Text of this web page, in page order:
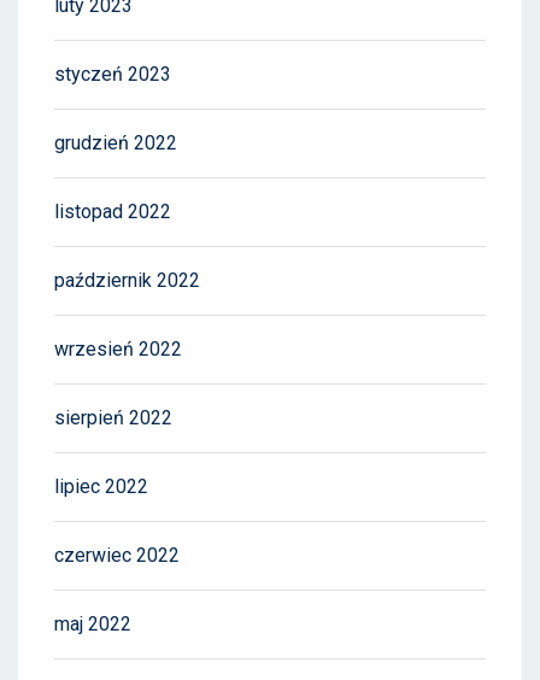
luty 2023
styczeń 2023
grudzień 2022
listopad 2022
październik 2022
wrzesień 2022
sierpień 2022
lipiec 2022
czerwiec 2022
maj 2022